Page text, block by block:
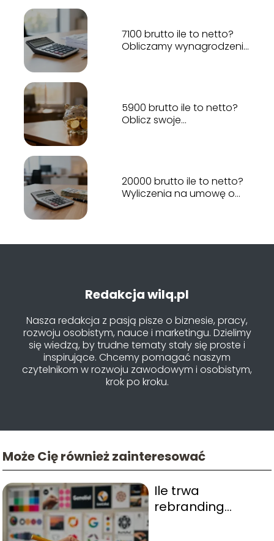
7100 brutto ile to netto?
Obliczamy wynagrodzenie
5900 brutto ile to netto?
Oblicz swoje
20000 brutto ile to netto?
Wyliczenia na umowę o
Redakcja wilq.pl
Nasza redakcja z pasją pisze o biznesie, pracy,
rozwoju osobistym, nauce i marketingu. Dzielimy
się wiedzą, by trudne tematy stały się proste i
inspirujące. Chcemy pomagać naszym
czytelnikom w rozwoju zawodowym i osobistym,
krok po kroku.
Może Cię również zainteresować
Ile trwa
rebranding